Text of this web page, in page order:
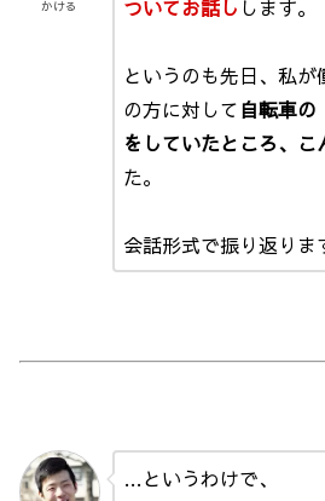
かける
ついてお話し します。
というのも先日、私が
の方に対して自転車の
をしていたところ、こ
た。
会話形式で振り返りま
…というわけで、